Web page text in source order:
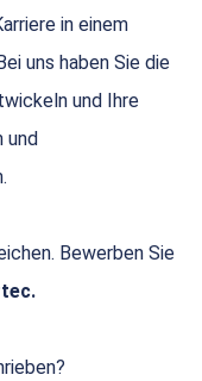
in einem
uns haben Sie die
und Ihre
und
Bewerben Sie